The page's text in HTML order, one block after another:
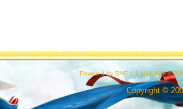
Powered by SMF 1.1.10 | SMF ©
Copyright ©